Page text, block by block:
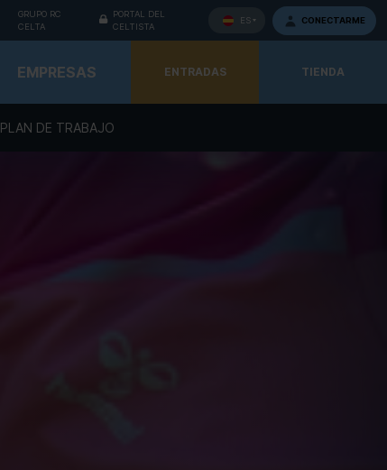
GRUPO RC
CELTA
PORTAL DEL
CELTISTA
ES CONECTARME
EMPRESAS ENTRADAS TIENDA
PLAN DE TRABAJO